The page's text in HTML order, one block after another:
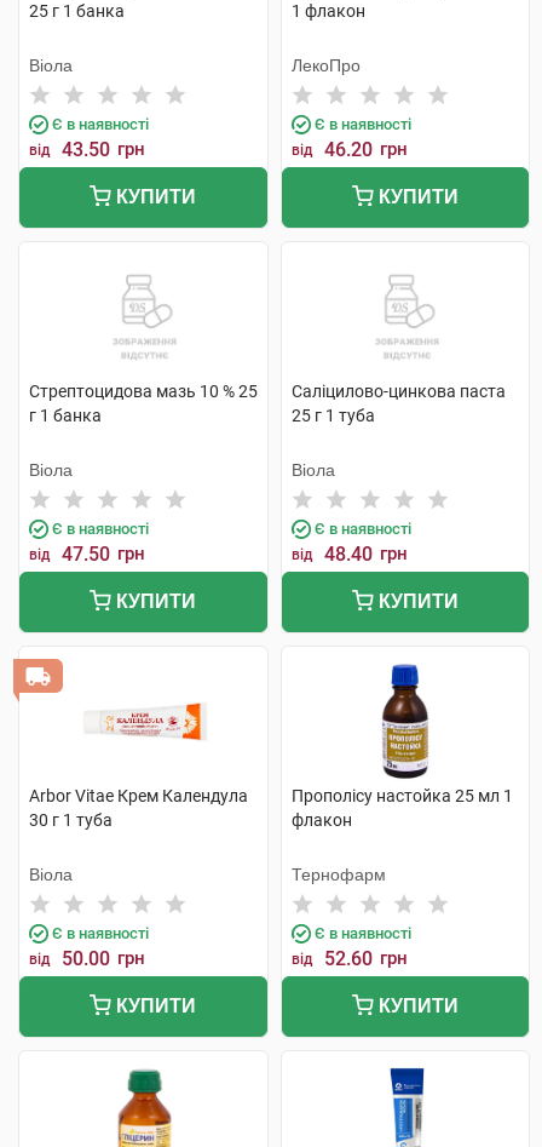
25 г 1 банка
Віола
Є в наявності
від 43.50 грн
КУПИТИ
1 флакон
ЛекоПро
Є в наявності
від 46.20 грн
КУПИТИ
Стрептоцидова мазь 10 % 25
г 1 банка
Віола
Є в наявності
від 47.50 грн
КУПИТИ
Саліцилово-цинкова паста
25 г 1 туба
Віола
Є в наявності
від 48.40 грн
КУПИТИ
Arbor Vitae Крем Календула
30 г 1 туба
Віола
Є в наявності
від 50.00 грн
КУПИТИ
Прополісу настойка 25 мл 1
флакон
Тернофарм
Є в наявності
від 52.60 грн
КУПИТИ